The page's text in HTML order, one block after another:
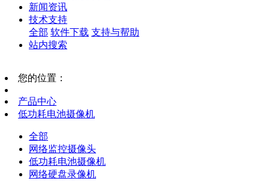
新闻资讯
技术支持
全部 软件下载 支持与帮助
站内搜索
您的位置：
产品中心
低功耗电池摄像机
全部
网络监控摄像头
低功耗电池摄像机
网络硬盘录像机